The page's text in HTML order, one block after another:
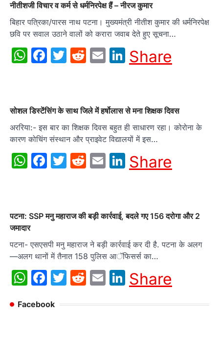
नीतीशजी विचार व कर्म से धर्मनिरपेक्ष हैं – नीरज कुमार
बिहार पत्रिका/पारस नाथ पटना। मुख्यमंत्री नीतीश कुमार की धर्मनिरपेक्ष
छवि पर सवाल उठाने वालों को करारा जवाब देते हुए सूचना…
WhatsApp
Facebook
Twitter
Reddit
EmailLinkedIn
Share
सोशल डिस्टेंसिंग के साथ जिले में हर्षोलास से मना शिक्षक दिवस
अररिया:- इस बार का शिक्षक दिवस बहुत ही साधारण रहा। कोरोना के
कारण कोचिंग संस्थान और प्राइवेट विद्यालयों में इस…
WhatsApp
Facebook
Twitter
Reddit
EmailLinkedIn
Share
पटना: SSP मनु महाराज की बड़ी कार्रवाई, बदले गए 156 दरोगा और 2
जमादार
पटना- एसएसपी मनु महाराज ने बड़ी कार्रवाई कर दी है. पटना के अलग
—अलग थानों में तैनात 158 पुलिस आॅफिसर्स का…
WhatsApp
Facebook
Twitter
Reddit
EmailLinkedIn
Share
Facebook